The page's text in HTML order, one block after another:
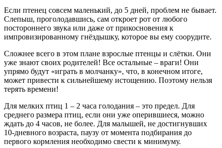
Если птенец совсем маленький, до 5 дней, проблем не бывает.
Слепыш, проголодавшись, сам откроет рот от любого
постороннего звука или даже от прикосновения к
импровизированному гнёздышку, которое вы ему соорудите.
Сложнее всего в этом плане взрослые птенцы и слётки. Они
уже знают своих родителей! Все остальные – враги! Они
упрямо будут «играть в молчанку», что, в конечном итоге,
может привести к сильнейшему истощению. Поэтому нельзя
терять времени!
Для мелких птиц 1 – 2 часа голодания – это предел. Для
среднего размера птиц, если они уже оперившиеся, можно
ждать до 4 часов, не более. Для малышей, не достигнувших
10-дневного возраста, паузу от момента подбирания до
первого кормления необходимо свести к минимуму.